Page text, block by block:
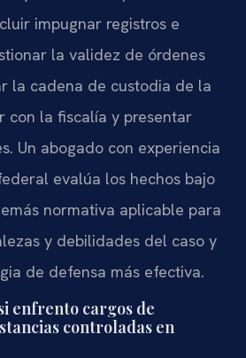
impugnar registros e
la validez de órdenes
la cadena de custodia de la
con la fiscalía y presentar
Un abogado con experiencia
evalúa los hechos bajo
normativa aplicable para
y debilidades del caso y
de defensa más efectiva.
enfrento cargos de
controladas en